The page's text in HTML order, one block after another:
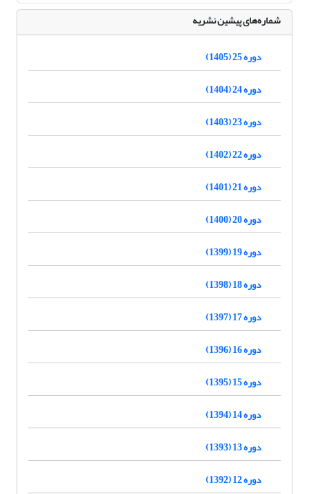
شماره‌های پیشین نشریه
دوره 25 (1405)
دوره 24 (1404)
دوره 23 (1403)
دوره 22 (1402)
دوره 21 (1401)
دوره 20 (1400)
دوره 19 (1399)
دوره 18 (1398)
دوره 17 (1397)
دوره 16 (1396)
دوره 15 (1395)
دوره 14 (1394)
دوره 13 (1393)
دوره 12 (1392)